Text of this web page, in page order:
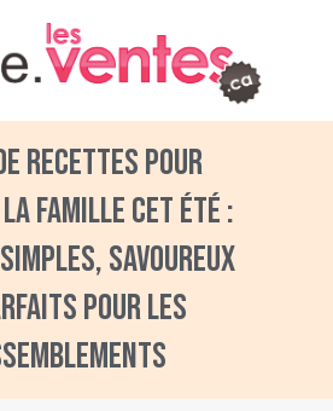
recettes pour
famille cet été :
savoureux
pour les